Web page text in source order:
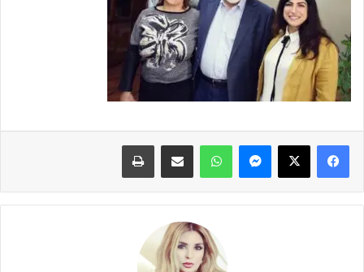
فيسبوك X ماسنجر واتساب مشاركة عبر البريد طباعة